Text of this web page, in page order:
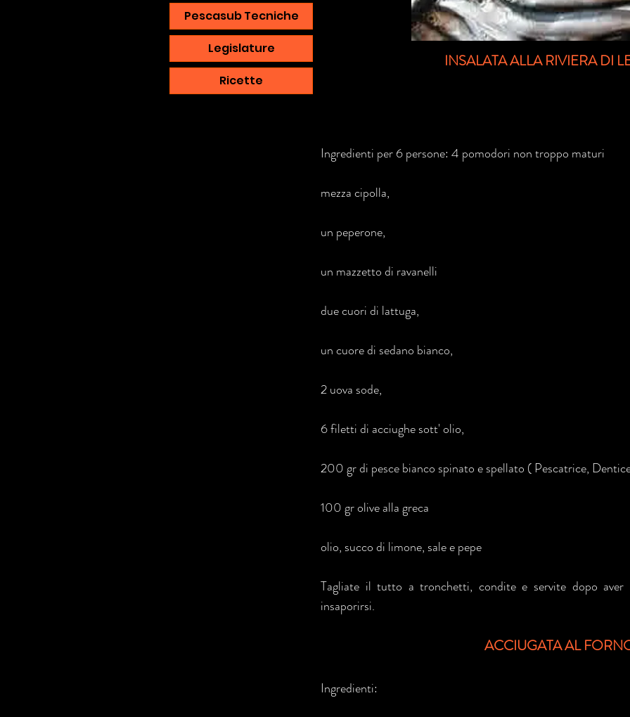
Pescasub Tecniche
Legislature
Ricette
INSALATA ALLA RIVIERA DI
Ingredienti per 6 persone: 4 pomodori non troppo maturi
mezza cipolla,
un peperone,
un mazzetto di ravanelli
due cuori di lattuga,
un cuore di sedano bianco,
2 uova sode,
6 filetti di acciughe sott' olio,
200 gr di pesce bianco spinato e spellato ( Pescatrice,
100 gr olive alla greca
olio, succo di limone, sale e pepe
Tagliate il tutto a tronchetti, condite e servite dopo
insaporirsi.
ACCIUGATA AL
Ingredienti: